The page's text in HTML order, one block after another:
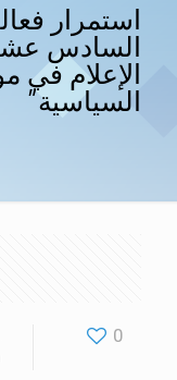
استمرار
السادس عشر
الإعلام في
السياسية”
0